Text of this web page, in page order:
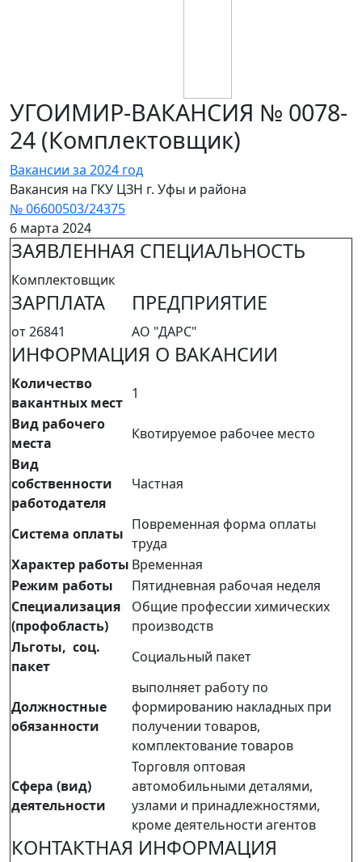
УГОИМИР-ВАКАНСИЯ № 0078-
24 (Комплектовщик)
Вакансии за 2024 год
Вакансия на ГКУ ЦЗН г. Уфы и района
№ 06600503/24375
6 марта 2024
ЗАЯВЛЕННАЯ СПЕЦИАЛЬНОСТЬ
Комплектовщик
ЗАРПЛАТА ПРЕДПРИЯТИЕ
от 26841 АО "ДАРС"
ИНФОРМАЦИЯ О ВАКАНСИИ
Количество
вакантных мест
1
Вид рабочего
места
Квотируемое рабочее место
Вид
собственности
работодателя
Частная
Система оплаты
Повременная форма оплаты
труда
Характер работы Временная
Режим работы
Пятидневная рабочая неделя
Специализация
(профобласть)
Общие профессии химических
производств
Льготы, соц.
пакет
Социальный пакет
Должностные
обязанности
выполняет работу по
формированию накладных при
получении товаров,
комплектование товаров
Сфера (вид)
деятельности
Торговля оптовая
автомобильными деталями,
узлами и принадлежностями,
кроме деятельности агентов
КОНТАКТНАЯ ИНФОРМАЦИЯ